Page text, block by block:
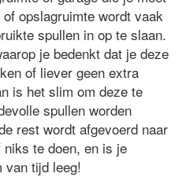
opslagruimte wordt vaak
spullen in op te slaan.
je bedenkt dat je deze
of liever geen extra
is het slim om deze te
spullen worden
rest wordt afgevoerd naar
te doen, en is je
van tijd leeg!